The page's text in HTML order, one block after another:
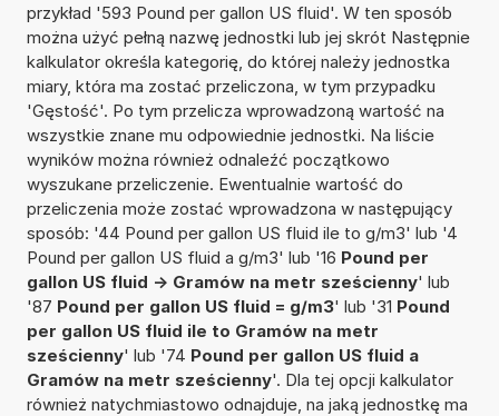
przykład '593 Pound per gallon US fluid'. W ten sposób
można użyć pełną nazwę jednostki lub jej skrót Następnie
kalkulator określa kategorię, do której należy jednostka
miary, która ma zostać przeliczona, w tym przypadku
'Gęstość'. Po tym przelicza wprowadzoną wartość na
wszystkie znane mu odpowiednie jednostki. Na liście
wyników można również odnaleźć początkowo
wyszukane przeliczenie. Ewentualnie wartość do
przeliczenia może zostać wprowadzona w następujący
sposób: '44 Pound per gallon US fluid ile to g/m3' lub '4
Pound per gallon US fluid a g/m3' lub '16 Pound per
gallon US fluid -> Gramów na metr sześcienny' lub
'87 Pound per gallon US fluid = g/m3' lub '31 Pound
per gallon US fluid ile to Gramów na metr
sześcienny' lub '74 Pound per gallon US fluid a
Gramów na metr sześcienny'. Dla tej opcji kalkulator
również natychmiastowo odnajduje, na jaką jednostkę ma